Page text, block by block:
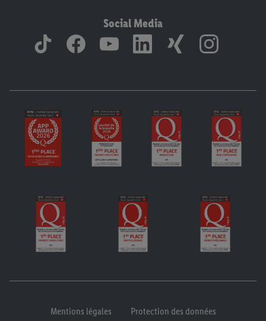
Social Media
Mentions légales Protection des données